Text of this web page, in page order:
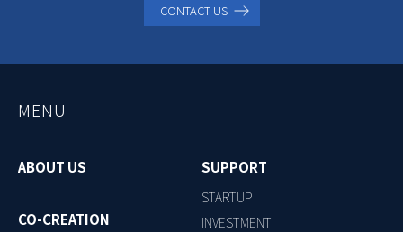
CONTACT US
MENU
ABOUT US
CO-CREATION
SUPPORT
STARTUP
INVESTMENT